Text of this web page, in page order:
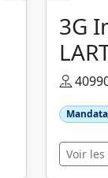
3G
Voir